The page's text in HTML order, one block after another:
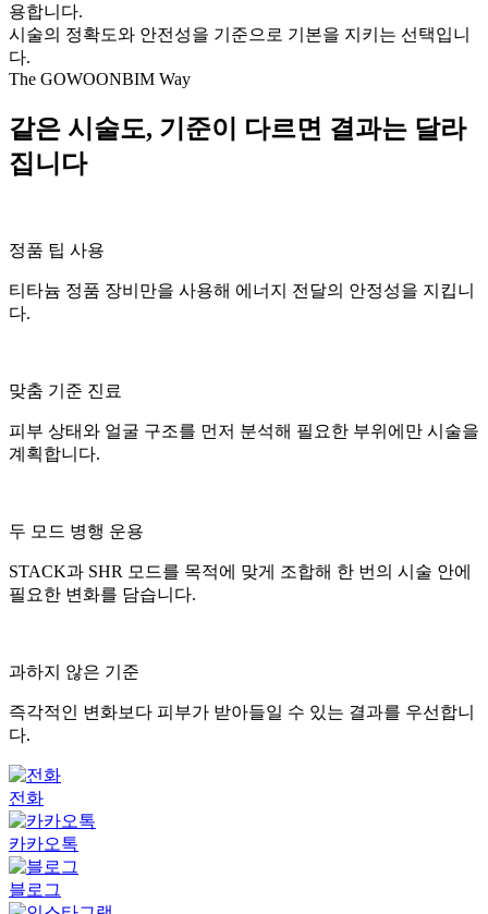
용합니다.
시술의 정확도와 안전성을 기준으로 기본을 지키는 선택입니
다.
The GOWOONBIM Way
같은 시술도, 기준이 다르면 결과는 달라
집니다
정품 팁 사용
티타늄 정품 장비만을 사용해 에너지 전달의 안정성을 지킵니
다.
맞춤 기준 진료
피부 상태와 얼굴 구조를 먼저 분석해 필요한 부위에만 시술을
계획합니다.
두 모드 병행 운용
STACK과 SHR 모드를 목적에 맞게 조합해 한 번의 시술 안에
필요한 변화를 담습니다.
과하지 않은 기준
즉각적인 변화보다 피부가 받아들일 수 있는 결과를 우선합니
다.
전화
카카오톡
블로그